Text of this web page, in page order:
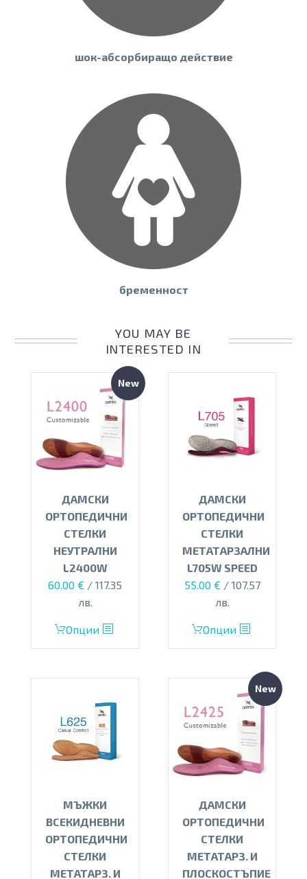
шок-абсорбиращо действие
бременност
YOU MAY BE
INTERESTED IN
New
ДАМСКИ
ОРТОПЕДИЧНИ
СТЕЛКИ
НЕУТРАЛНИ
L2400W
60.00 € / 117.35
лв.
Опции
This
product
multiple
The
options
may
on
the
product
page
ДАМСКИ
ОРТОПЕДИЧНИ
СТЕЛКИ
МЕТАТАРЗАЛНИ
L705W SPEED
55.00 € / 107.57
лв.
Опции
This
product
multiple
variants.
The
options
may
be
on
the
product
page
МЪЖКИ
ВСЕКИДНЕВНИ
ОРТОПЕДИЧНИ
СТЕЛКИ
МЕТАТАРЗ. И
New
ДАМСКИ
ОРТОПЕДИЧНИ
СТЕЛКИ
МЕТАТАРЗ. И
ПЛОСКОСТЪПИЕ